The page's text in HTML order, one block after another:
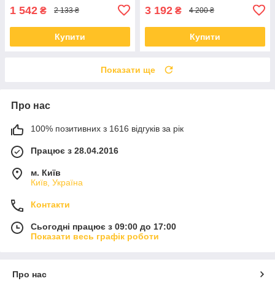
1 542 ₴ 2 133 ₴
Купити
3 192 ₴ 4 200 ₴
Купити
Показати ще
Про нас
100% позитивних з 1616 відгуків за рік
Працює з 28.04.2016
м. Київ
Київ, Україна
Контакти
Сьогодні працює з 09:00 до 17:00
Показати весь графік роботи
Про нас